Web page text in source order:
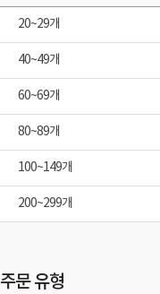
20~29개
40~49개
60~69개
80~89개
100~149개
200~299개
주문 유형